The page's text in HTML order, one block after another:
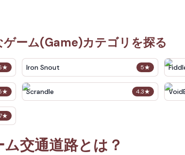
ーム(Game)カテゴリを探る
★ 5★
Iron Snout
★ 4.3★
Scrandle
★
交通道路とは？